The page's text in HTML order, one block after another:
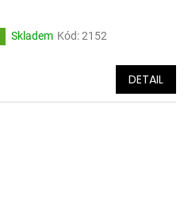
Skladem Kód:2152
DETAIL